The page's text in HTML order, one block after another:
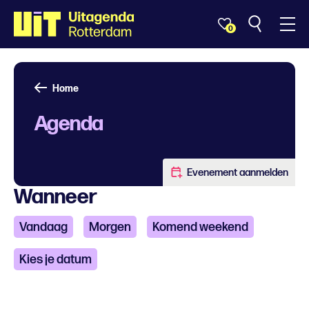
0
Home
Agenda
Evenement aanmelden
Wanneer
Vandaag Morgen Komend weekend
Kies je datum